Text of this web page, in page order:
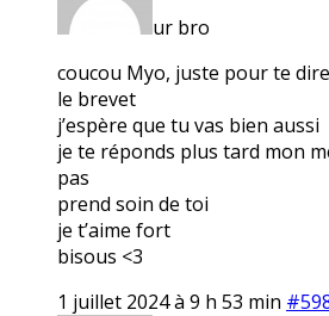
ur bro
coucou Myo, juste pour te dire
le brevet
j’espère que tu vas bien aussi
je te réponds plus tard mon
pas
prend soin de toi
je t’aime fort
bisous <3
1 juillet 2024 à 9 h 53 min